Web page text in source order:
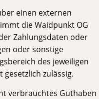
einen externen
die Waidpunkt OG
Zahlungsdaten oder
oder sonstige
des jeweiligen
gesetzlich zulässig.
verbrauchtes Guthaben